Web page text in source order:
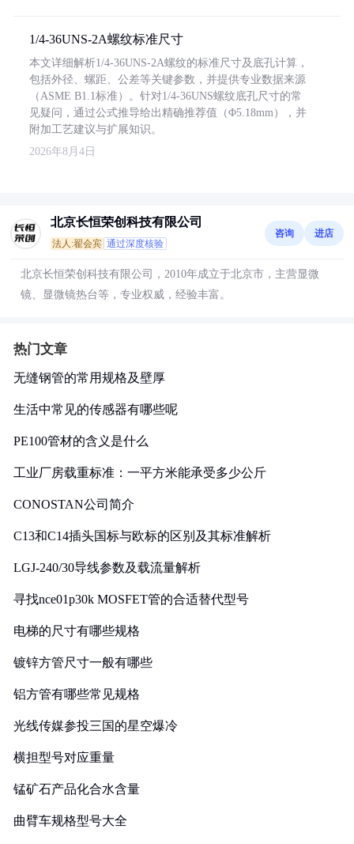
1/4-36UNS-2A螺纹标准尺寸
本文详细解析1/4-36UNS-2A螺纹的标准尺寸及底孔计算，
包括外径、螺距、公差等关键参数，并提供专业数据来源
（ASME B1.1标准）。针对1/4-36UNS螺纹底孔尺寸的常
见疑问，通过公式推导给出精确推荐值（Φ5.18mm），并
附加工艺建议与扩展知识。
2026年8月4日
北京长恒荣创科技有限公司
法人:翟会宾 通过深度核验
咨询 进店
北京长恒荣创科技有限公司，2010年成立于北京市，主营显微
镜、显微镜热台等，专业权威，经验丰富。
热门文章
无缝钢管的常用规格及壁厚
生活中常见的传感器有哪些呢
PE100管材的含义是什么
工业厂房载重标准：一平方米能承受多少公斤
CONOSTAN公司简介
C13和C14插头国标与欧标的区别及其标准解析
LGJ-240/30导线参数及载流量解析
寻找nce01p30k MOSFET管的合适替代型号
电梯的尺寸有哪些规格
镀锌方管尺寸一般有哪些
铝方管有哪些常见规格
光线传媒参投三国的星空爆冷
横担型号对应重量
锰矿石产品化合水含量
曲臂车规格型号大全